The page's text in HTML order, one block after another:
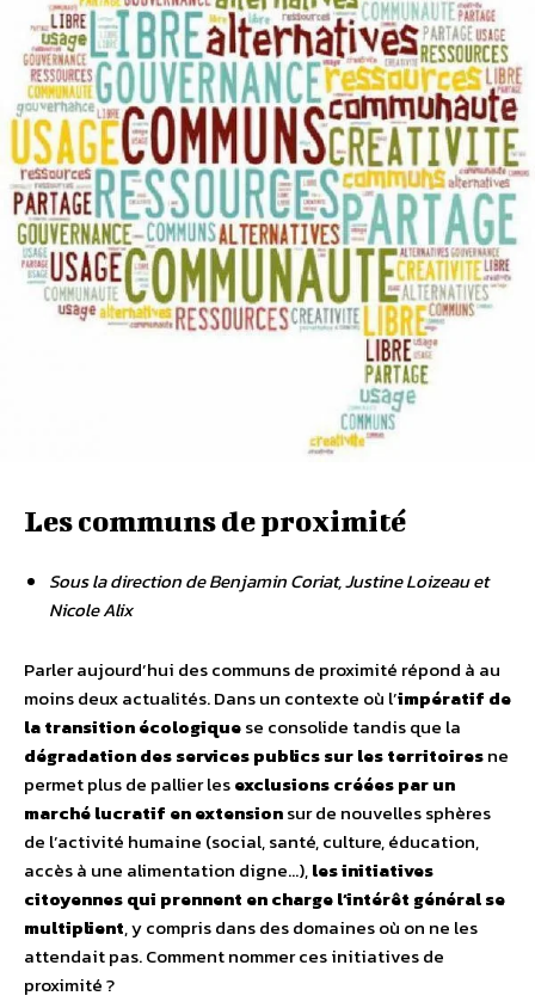
Les communs de proximité
Sous la direction de Benjamin Coriat, Justine Loizeau et
Nicole Alix
Parler aujourd’hui des communs de proximité répond à au
moins deux actualités. Dans un contexte où l’impératif de
la transition écologiquese consolide tandis que la
dégradation des services publics sur les territoiresne
permet plus de pallier lesexclusions créées par un
marché lucratif en extensionsur de nouvelles sphères
de l’activité humaine (social, santé, culture, éducation,
accès à une alimentation digne…),les initiatives
citoyennes qui prennent en charge l’intérêt général se
multiplient, y compris dans des domaines où on ne les
attendait pas. Comment nommer ces initiatives de
proximité ?